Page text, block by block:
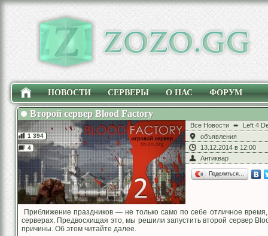
НОВОСТИ СЕРВЕРЫ О НАС ФОРУМ
Второй сервер Blood Factory
Все Новости ➨
Left 4
объявления
13.12.2014 в 12:00
Антиквар
Поделиться…
Приближение праздников — не только само по себе отличное
серверах. Предвосхищая это, мы решили запустить второй сервер
причины. Об этом читайте далее.
1 394
4